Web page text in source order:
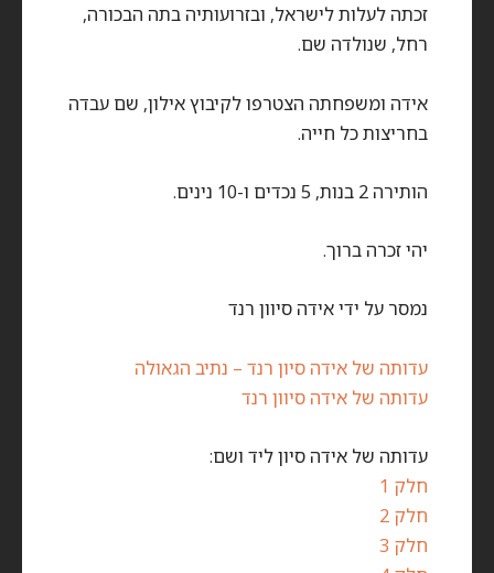
זכתה לעלות לישראל, ובזרועותיה בתה הבכורה,
רחל, שנולדה שם.
אידה ומשפחתה הצטרפו לקיבוץ אילון, שם עבדה
בחריצות כל חייה.
הותירה 2 בנות, 5 נכדים ו-10 נינים.
יהי זכרה ברוך.
נמסר על ידי אידה סיוון רנד
עדותה של אידה סיון רנד – נתיב הגאולה
עדותה של אידה סיוון רנד
עדותה של אידה סיון ליד ושם:
חלק 1
חלק 2
חלק 3